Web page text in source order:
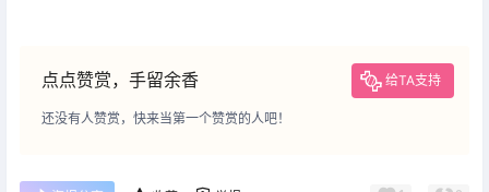
点点赞赏，手留余香 给TA支持
还没有人赞赏，快来当第一个赞赏的人吧！